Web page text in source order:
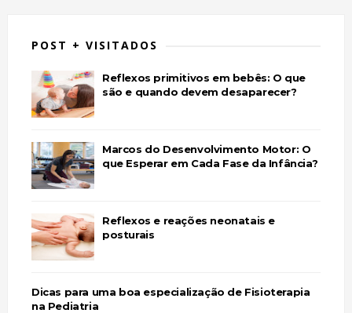
POST + VISITADOS
Reflexos primitivos em bebês: O que
são e quando devem desaparecer?
Marcos do Desenvolvimento Motor: O
que Esperar em Cada Fase da Infância?
Reflexos e reações neonatais e
posturais
Dicas para uma boa especialização de Fisioterapia
na Pediatria